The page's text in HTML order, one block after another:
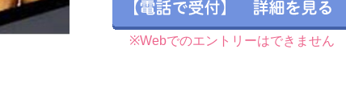
※Webでのエントリーはできません